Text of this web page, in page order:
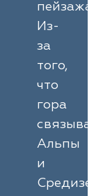
Из-
за
того,
что
гора
Альпы
и